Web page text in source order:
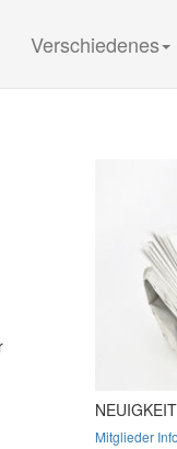
Verschiedenes
Mitglieder